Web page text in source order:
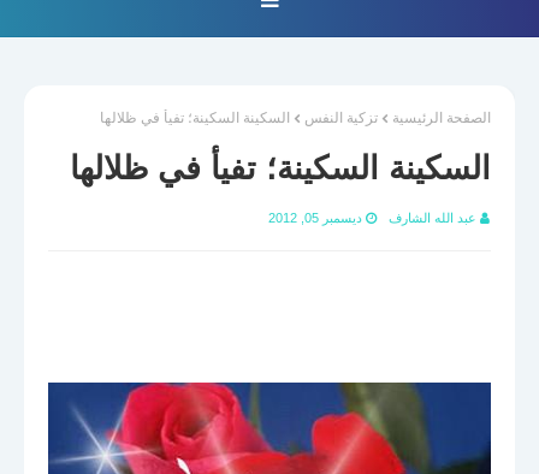
الصفحة الرئيسية تزكية النفس السكينة السكينة؛ تفيأ في ظلالها
السكينة السكينة؛ تفيأ في ظلالها
عبد الله الشارف ديسمبر 05, 2012